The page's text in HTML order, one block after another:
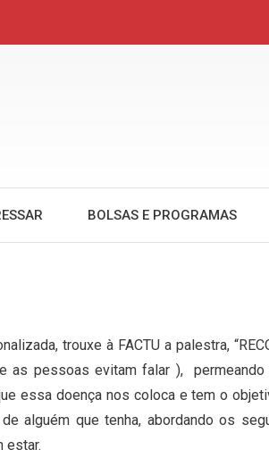
BOLSAS E PROGRAMAS
trouxe à FACTU a palestra,
as pessoas evitam falar ),
essa doença nos coloca e tem o
alguém que tenha, abordando os
estar.